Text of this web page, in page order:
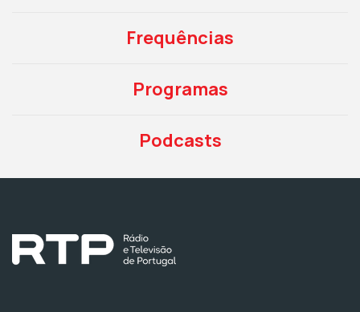
Frequências
Programas
Podcasts